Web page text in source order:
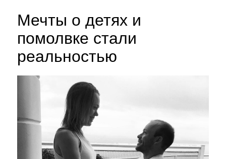
Мечты о детях и
помолвке стали
реальностью